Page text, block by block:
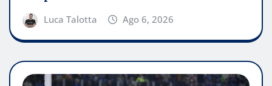
Luca Talotta Ago 6, 2026